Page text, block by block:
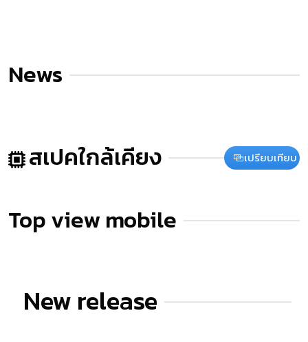
News
สเปคใกล้เคียง เปรียบเทียบ
Top view mobile
New release